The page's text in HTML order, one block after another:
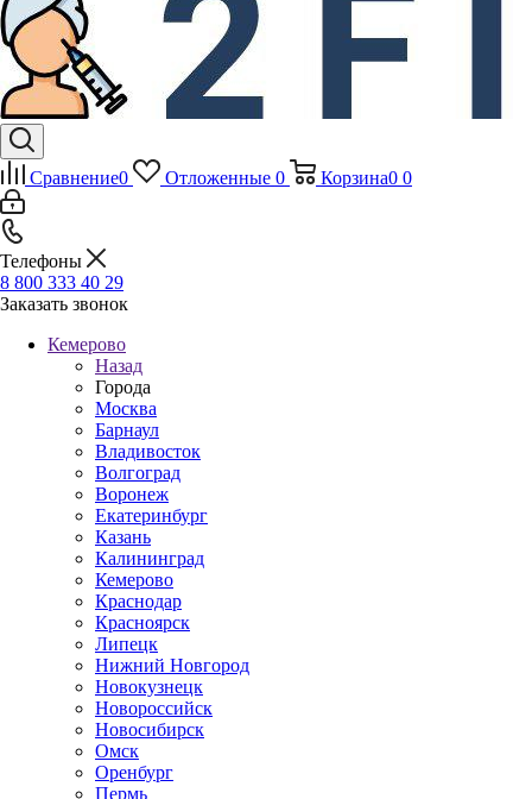
Сравнение0 Отложенные 0 Корзина0 0
Телефоны
8 800 333 40 29
Заказать звонок
Кемерово
Назад
Города
Москва
Барнаул
Владивосток
Волгоград
Воронеж
Екатеринбург
Казань
Калининград
Кемерово
Краснодар
Красноярск
Липецк
Нижний Новгород
Новокузнецк
Новороссийск
Новосибирск
Омск
Оренбург
Пермь